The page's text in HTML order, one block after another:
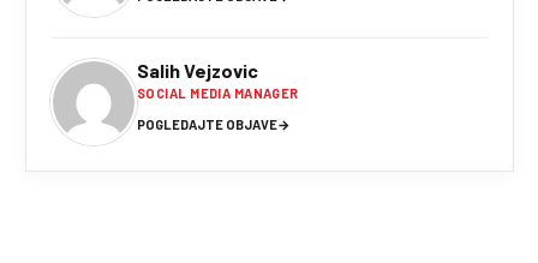
Salih Vejzovic
SOCIAL MEDIA MANAGER
POGLEDAJTE OBJAVE→